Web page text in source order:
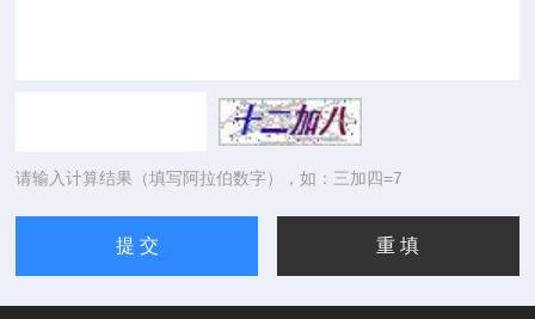
请输入计算结果（填写阿拉伯数字），如：三加四=7